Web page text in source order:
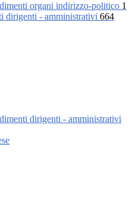
organi indirizzo-politico 1
dirigenti - amministrativi 664
dirigenti - amministrativi